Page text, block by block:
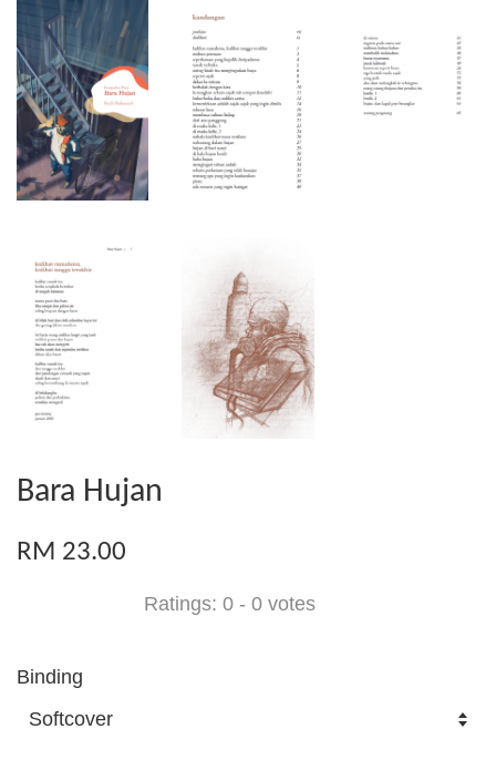
Bara Hujan
RM 23.00
Ratings: 0 - 0 votes
Binding